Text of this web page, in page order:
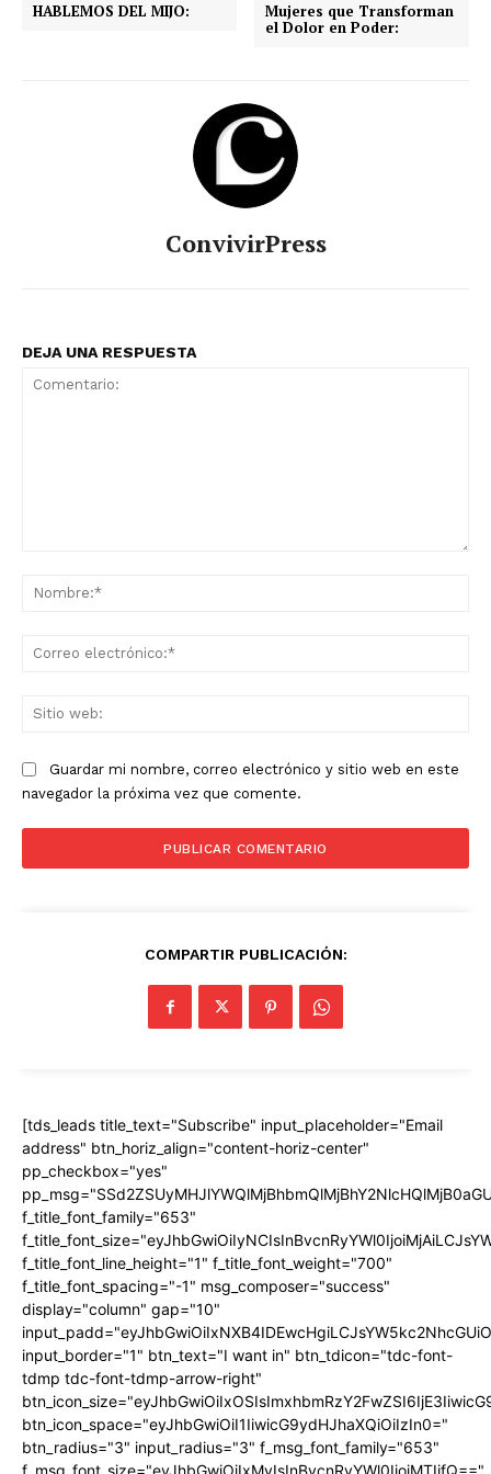
HABLEMOS DEL MIJO:
Mujeres que Transforman
el Dolor en Poder:
ConvivirPress
DEJA UNA RESPUESTA
Guardar mi nombre, correo electrónico y sitio web en este
navegador la próxima vez que comente.
COMPARTIR PUBLICACIÓN:
[tds_leads title_text="Subscribe" input_placeholder="Email
address" btn_horiz_align="content-horiz-center"
pp_checkbox="yes"
f_title_font_family="653"
f_title_font_line_height="1" f_title_font_weight="700"
f_title_font_spacing="-1" msg_composer="success"
display="column" gap="10"
input_border="1" btn_text="I want in" btn_tdicon="tdc-font-
tdmp tdc-font-tdmp-arrow-right"
btn_icon_space="eyJhbGwiOiI1IiwicG9ydHJhaXQiOiIzIn0="
btn_radius="3" input_radius="3" f_msg_font_family="653"